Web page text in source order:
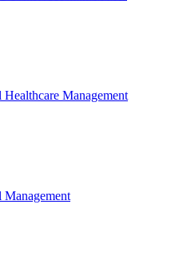
Management
Management